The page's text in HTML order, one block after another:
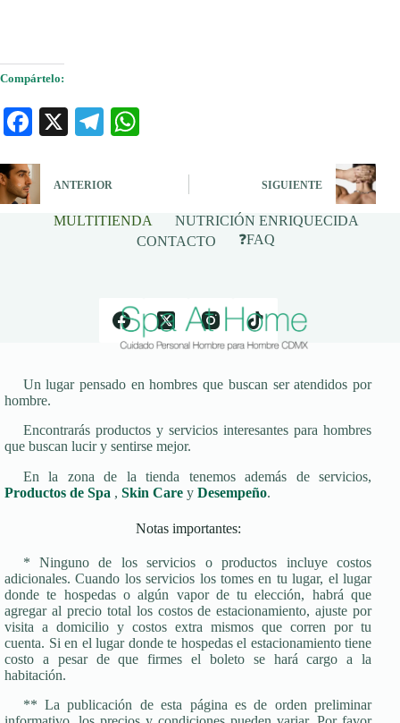
Compártelo:
Fa
bo
ok
X
Te
gr
a
m
A
pp
ANTERIOR SIGUIENTE
MULTITIENDA
NUTRICIÓN ENRIQUECIDA
CONTACTO
❓FAQ
Un lugar pensado en hombres que buscan ser atendidos por
hombre.
Encontrarás productos y servicios interesantes para hombres
que buscan lucir y sentirse mejor.
En la zona de la tienda tenemos además de servicios,
Productos de Spa , Skin Care y Desempeño.
Notas importantes:
* Ninguno de los servicios o productos incluye costos
adicionales. Cuando los servicios los tomes en tu lugar, el lugar
donde te hospedas o algún vapor de tu elección, habrá que
agregar al precio total los costos de estacionamiento, ajuste por
visita a domicilio y costos extra mismos que corren por tu
cuenta. Si en el lugar donde te hospedas el estacionamiento tiene
costo a pesar de que firmes el boleto se hará cargo a la
habitación.
** La publicación de esta página es de orden preliminar